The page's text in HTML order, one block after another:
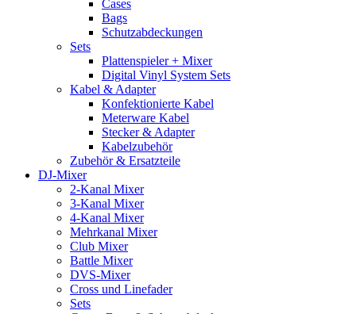
Cases
Bags
Schutzabdeckungen
Sets
Plattenspieler + Mixer
Digital Vinyl System Sets
Kabel & Adapter
Konfektionierte Kabel
Meterware Kabel
Stecker & Adapter
Kabelzubehör
Zubehör & Ersatzteile
DJ-Mixer
2-Kanal Mixer
3-Kanal Mixer
4-Kanal Mixer
Mehrkanal Mixer
Club Mixer
Battle Mixer
DVS-Mixer
Cross und Linefader
Sets